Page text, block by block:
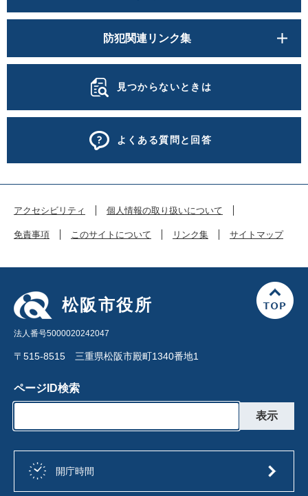
防犯関連リンク集
見つからないときは
よくある質問と回答
アクセシビリティ 個人情報の取り扱いについて
免責事項 このサイトについて リンク集 サイトマップ
松阪市役所
法人番号5000020242047
〒515-8515 三重県松阪市殿町1340番地1
ページID検索
開庁時間